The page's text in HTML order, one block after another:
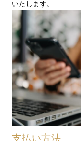
いたします。
支払い方法